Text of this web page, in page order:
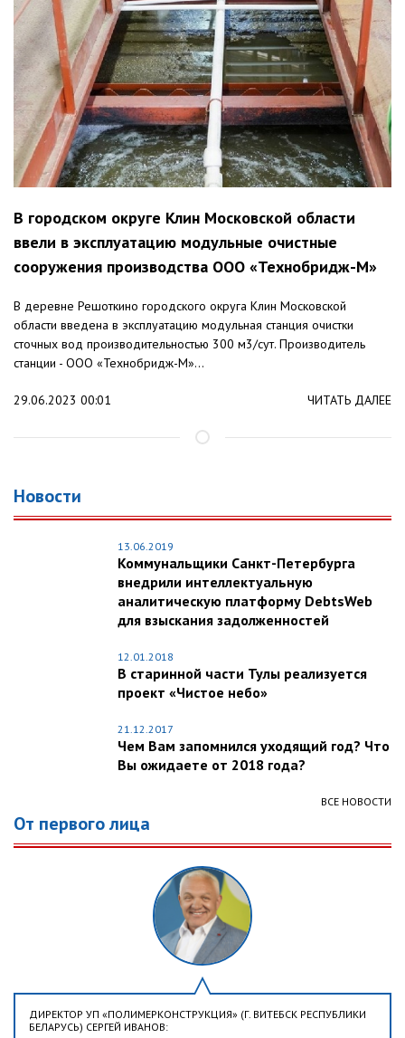
В городском округе Клин Московской области
ввели в эксплуатацию модульные очистные
сооружения производства ООО «Технобридж-М»
В деревне Решоткино городского округа Клин Московской
области введена в эксплуатацию модульная станция очистки
сточных вод производительностью 300 м3/сут. Производитель
станции - ООО «Технобридж-М»...
29.06.2023 00:01 ЧИТАТЬ ДАЛЕЕ
Новости
13.06.2019
Коммунальщики Санкт-Петербурга
внедрили интеллектуальную
аналитическую платформу DebtsWeb
для взыскания задолженностей
12.01.2018
В старинной части Тулы реализуется
проект «Чистое небо»
21.12.2017
Чем Вам запомнился уходящий год? Что
Вы ожидаете от 2018 года?
ВСЕ НОВОСТИ
От первого лица
ДИРЕКТОР УП «ПОЛИМЕРКОНСТРУКЦИЯ» (Г. ВИТЕБСК РЕСПУБЛИКИ
БЕЛАРУСЬ) СЕРГЕЙ ИВАНОВ: